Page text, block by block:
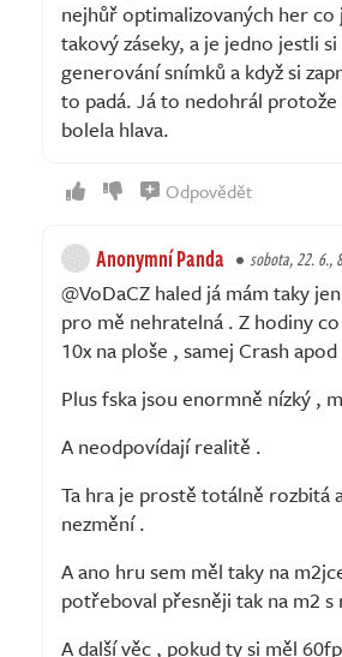
nejhůř optimalizovaných her
takový záseky, a je jedno jestli
generování snímků a když si
to padá. Já to nedohrál protože
bolela hlava.
Odpovědět
Anonymní Panda sobota, 22. 6.,
@VoDaCZ haled já mám taky
pro mě nehratelná . Z hodiny
10x na ploše , samej Crash apod
Plus fska jsou enormně nízký ,
A neodpovídají realitě .
Ta hra je prostě totálně rozbitá
nezmění .
A ano hru sem měl taky na
potřeboval přesněji tak na m2
A další věc , pokud ty si měl